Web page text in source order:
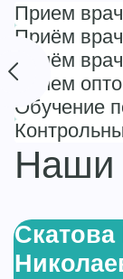
Прием
Приём
Приём
Прием
Обучение
Наши